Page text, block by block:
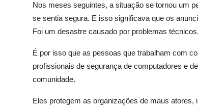
Nos meses seguintes, a situação se tornou um
se sentia segura. E isso significava que os
Foi um desastre causado por problemas
É por isso que as pessoas que trabalham com
profissionais de segurança de computadores e
comunidade.
Eles protegem as organizações de maus